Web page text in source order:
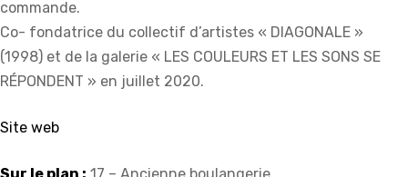
commande.
Co- fondatrice du collectif d’artistes « DIAGONALE »
(1998) et de la galerie « LES COULEURS ET LES SONS SE
RÉPONDENT » en juillet 2020.
Site web